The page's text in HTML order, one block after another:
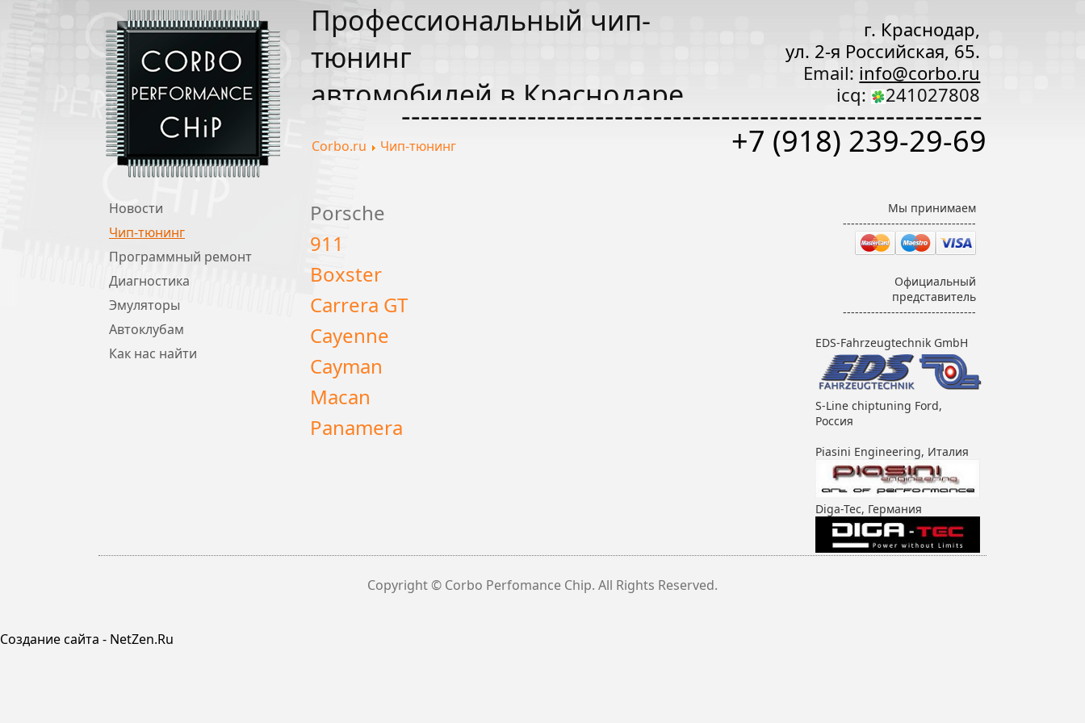
------------------------------------------------------------
Профессиональный чип-
тюнинг
автомобилей в Краснодаре
г. Краснодар,
ул. 2-я Российская, 65.
Email: info@corbo.ru
icq:
241027808
+7 (918) 239-29-69
Corbo.ru Чип-тюнинг
Новости
Чип-тюнинг
Программный ремонт
Диагностика
Эмуляторы
Автоклубам
Как нас найти
Porsche
911
Boxster
Carrera GT
Cayenne
Cayman
Macan
Panamera
Мы принимаем
---------------------------------
Официальный
представитель
---------------------------------
EDS-Fahrzeugtechnik GmbH
S-Line chiptuning Ford,
Россия
Piasini Engineering, Италия
Diga-Tec, Германия
Copyright © Corbo Perfomance Chip. All Rights Reserved.
Создание сайта - NetZen.Ru